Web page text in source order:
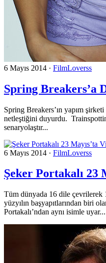
6 Mayıs 2014 · FilmLoverss
Spring Breakers’a
Spring Breakers’ın yapım
netleştiğini duyurdu.
senaryolaştır...
6 Mayıs 2014 · FilmLoverss
Şeker Portakalı 23
Tüm dünyada 16 dile çevrilerek
yüzyılın başyapıtlarından biri
Portakalı’ndan aynı isimle uyar...